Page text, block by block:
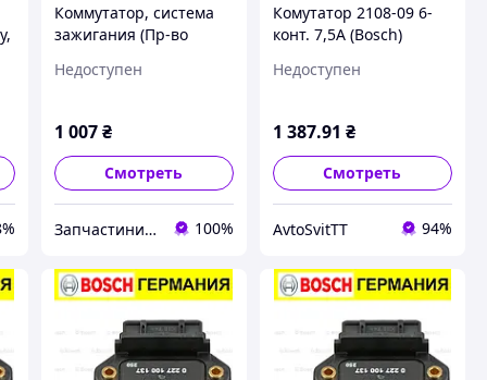
Коммутатор, система
зажигания (Пр-во
UA51
Недоступен
1 007 ₴
Смотреть
Запчастини ВСІМ 100%
Комутатор 2108-09 6-
конт. 7,5А (Bosch)
Недоступен
1 387.91 ₴
Смотреть
AvtoSvitTT 94%